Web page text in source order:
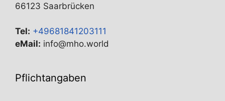
66123 Saarbrücken
Tel: +49681841203111
eMail: info@mho.world
Pflichtangaben